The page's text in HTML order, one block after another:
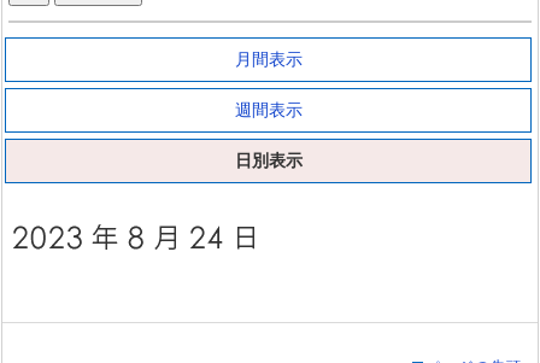
月間表示
週間表示
日別表示